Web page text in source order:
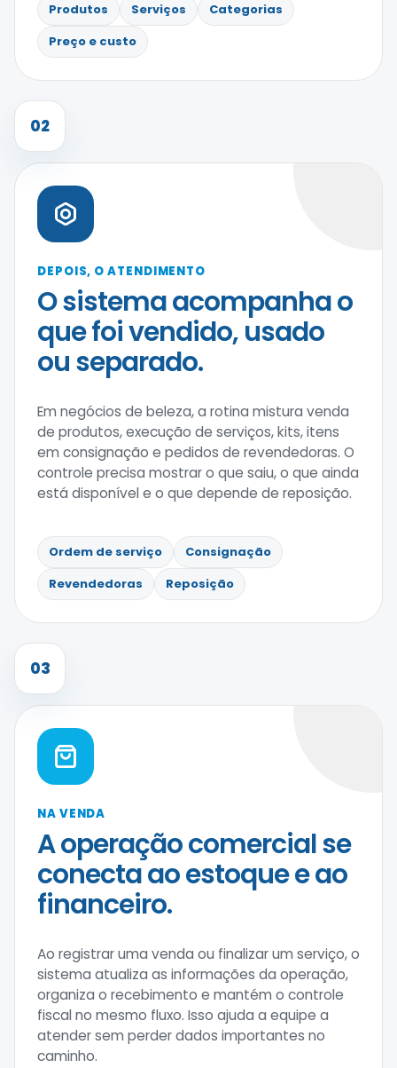
Produtos Serviços
Categorias
Preço e custo
02
DEPOIS, O ATENDIMENTO
O sistema acompanha o
que foi vendido, usado
ou separado.
Em negócios de beleza, a rotina mistura venda
de produtos, execução de serviços, kits, itens
em consignação e pedidos de revendedoras. O
controle precisa mostrar o que saiu, o que ainda
está disponível e o que depende de reposição.
Ordem de serviço
Consignação
Revendedoras
Reposição
03
NA VENDA
A operação comercial se
conecta ao estoque e ao
financeiro.
Ao registrar uma venda ou finalizar um serviço, o
sistema atualiza as informações da operação,
organiza o recebimento e mantém o controle
fiscal no mesmo fluxo. Isso ajuda a equipe a
atender sem perder dados importantes no
caminho.